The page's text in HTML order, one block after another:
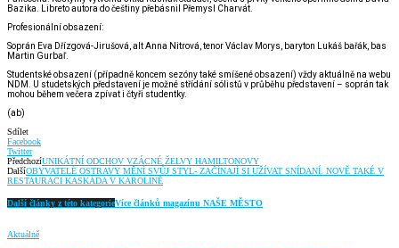
Bazika. Libreto autora do češtiny přebásnil Přemysl Charvát.
Profesionální obsazení:
Soprán Eva Dřízgová-Jirušová, alt Anna Nitrová, tenor Václav Morys, baryton Lukáš bařák, bas
Martin Gurbaľ.
Studentské obsazení (případně koncem sezóny také smíšené obsazení) vždy aktuálně na webu
NDM. U studetských představení je možné střídání sólistů v průběhu představení – soprán tak
mohou během večera zpívat i čtyři studentky.
(ab)
Sdílet
Facebook
Twitter
PředchozíUNIKÁTNÍ ODCHOV VZÁCNÉ ŽELVY HAMILTONOVY
DalšíOBYVATELÉ OSTRAVY MĚNÍ SVŮJ STYL- ZAČÍNAJÍ SI UŽÍVAT SNÍDANÍ. NOVĚ TAKÉ V
RESTAURACI KASKÁDA V KAROLINĚ
Další články z této kategorieVíce článků magazínu NAŠE MĚSTO
Aktuálně